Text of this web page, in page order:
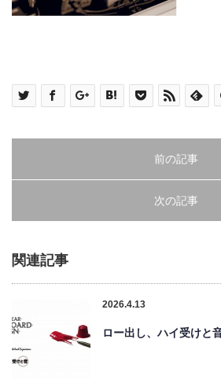
前の記事
次の記事
関連記事
2026.4.13
ロー出し、ハイ受けと